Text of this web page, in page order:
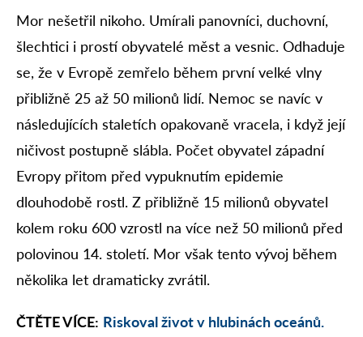
Mor nešetřil nikoho. Umírali panovníci, duchovní,
šlechtici i prostí obyvatelé měst a vesnic. Odhaduje
se, že v Evropě zemřelo během první velké vlny
přibližně 25 až 50 milionů lidí. Nemoc se navíc v
následujících staletích opakovaně vracela, i když její
ničivost postupně slábla. Počet obyvatel západní
Evropy přitom před vypuknutím epidemie
dlouhodobě rostl. Z přibližně 15 milionů obyvatel
kolem roku 600 vzrostl na více než 50 milionů před
polovinou 14. století. Mor však tento vývoj během
několika let dramaticky zvrátil.
ČTĚTE VÍCE: Riskoval život v hlubinách oceánů.